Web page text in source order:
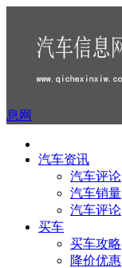
息网
汽车资讯
汽车评论
汽车销量
汽车评论
买车
买车攻略
降价优惠